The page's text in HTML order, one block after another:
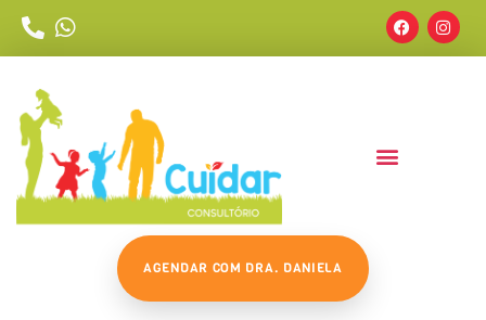
AGENDAR COM DRA. DANIELA